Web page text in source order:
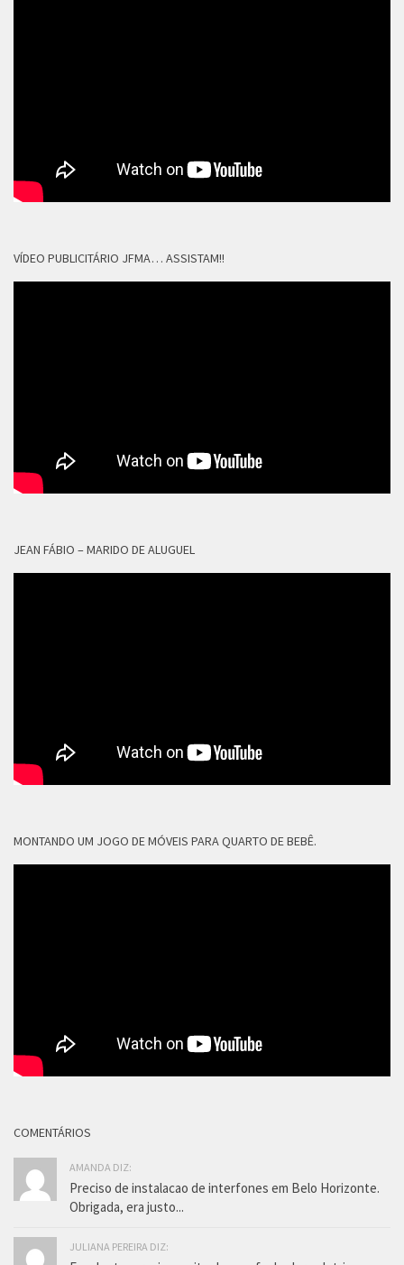
VÍDEO PUBLICITÁRIO JFMA… ASSISTAM!!
JEAN FÁBIO – MARIDO DE ALUGUEL
MONTANDO UM JOGO DE MÓVEIS PARA QUARTO DE BEBÊ.
COMENTÁRIOS
AMANDA DIZ:
Preciso de instalacao de interfones em Belo Horizonte.
Obrigada, era justo...
JULIANA PEREIRA DIZ: